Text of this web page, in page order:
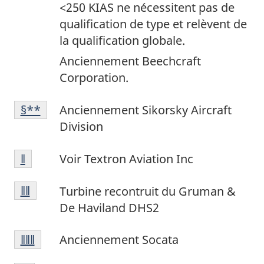
<250 KIAS ne nécessitent pas de
qualification de type et relèvent de
la qualification globale.
Anciennement Beechcraft
Corporation.
Note
de
de
page
50
Anciennement Sikorsky Aircraft
Division
Retour à laréférence de la note de bas de
§**
Note
de
bas
de
14
Voir Textron Aviation Inc
Retour à laréférence de la note de bas de
‖
Note
de
de
page
Turbine recontruit du Gruman &
De Haviland DHS2
Retour à la référence de la note de bas de
‖‖
Note
de
Anciennement Socata
Retour à la référence de la note de bas de
‖‖‖